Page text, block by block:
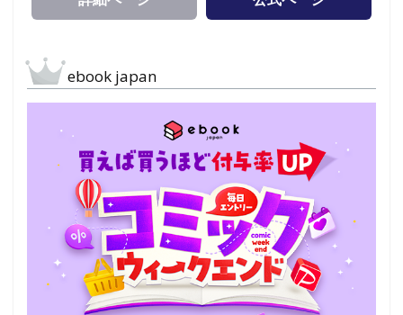
ebook japan